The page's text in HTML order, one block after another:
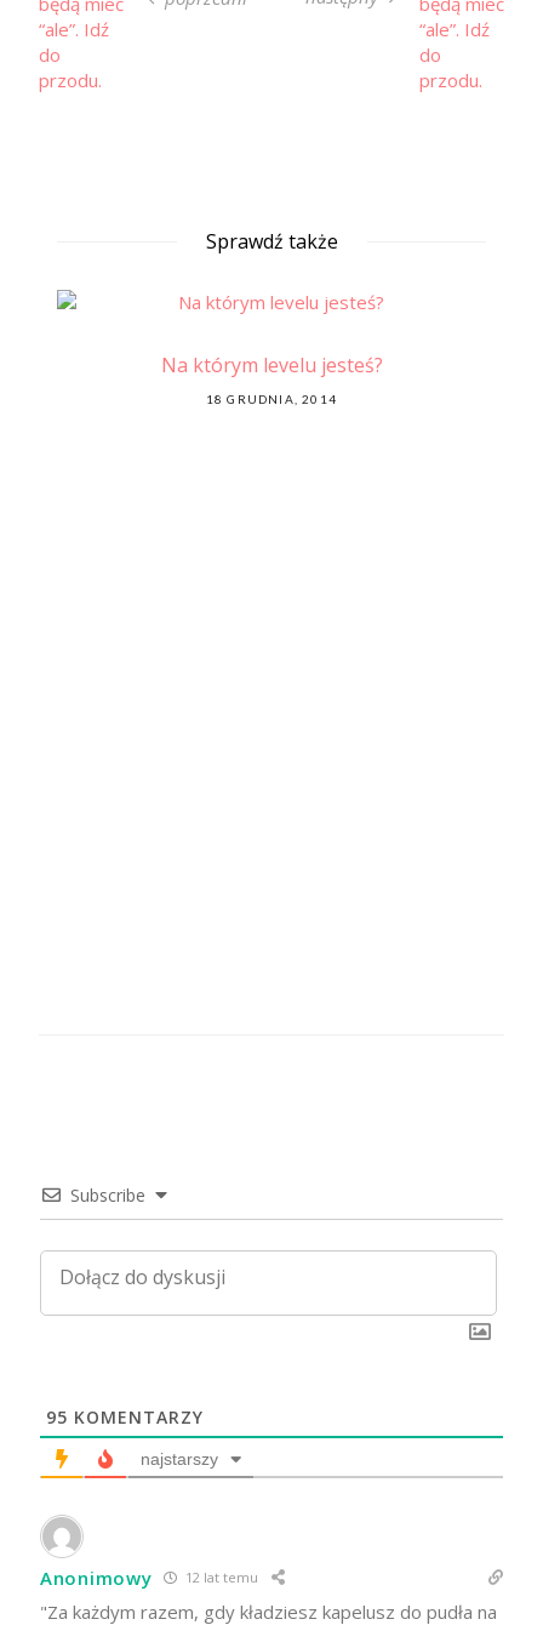
Sprawdź także
Na którym levelu jesteś?
POSTED
18 GRUDNIA, 2014
Subscribe
95 KOMENTARZY
najstarszy
Anonimowy 12 lat temu
"Za każdym razem, gdy kładziesz kapelusz do pudła na